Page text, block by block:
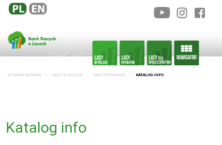
STRONA GŁÓWNA LASY W POLSCE UDOSTĘPNIANIE KATALOG INFO
Katalog info